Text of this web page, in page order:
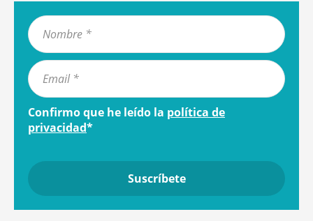
Confirmo que he leído la política de
privacidad*